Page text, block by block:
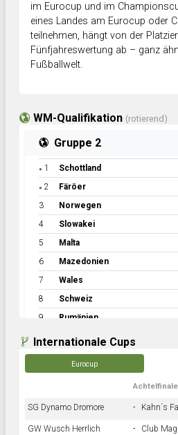
im Eurocup und im
eines Landes am Eurocup oder
teilnehmen, hängt von der
Fünfjahreswertung ab – ganz
Fußballwelt.
WM-Qualifikation (rotierend)
Gruppe 2
● 1 Schottland
● 2 Färöer
3 Norwegen
4 Slowakei
5 Malta
6 Mazedonien
7 Wales
8 Schweiz
9 Rumänien
Internationale Cups
Eurocup
Achtelfinale
SG Dynamo Dromore - Kahn´s
GW Wusch Herrlich - Club